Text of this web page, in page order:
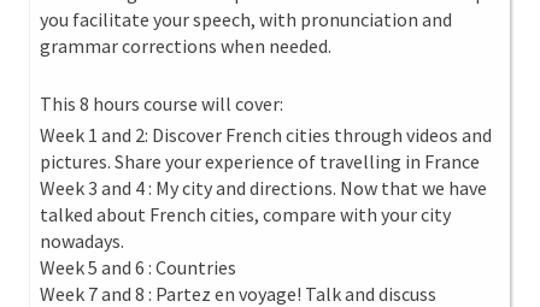
you facilitate your speech, with pronunciation and
grammar corrections when needed.
This 8 hours course will cover:
Week 1 and 2: Discover French cities through videos and
pictures. Share your experience of travelling in France
Week 3 and 4 : My city and directions. Now that we have
talked about French cities, compare with your city
nowadays.
Week 5 and 6 : Countries
Week 7 and 8 : Partez en voyage! Talk and discuss